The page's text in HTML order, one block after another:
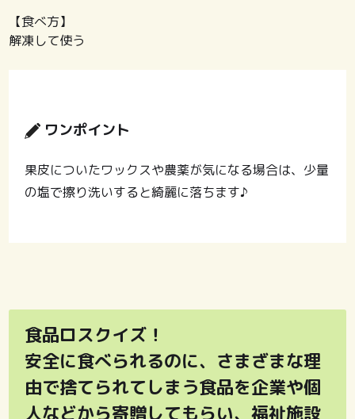
【食べ方】
解凍して使う
ワンポイント
果皮についたワックスや農薬が気になる場合は、少量
の塩で擦り洗いすると綺麗に落ちます♪
食品ロスクイズ！
安全に食べられるのに、さまざまな理
由で捨てられてしまう食品を企業や個
人などから寄贈してもらい、福祉施設